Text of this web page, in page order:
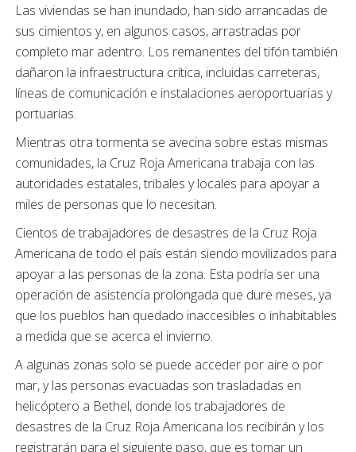
Las viviendas se han inundado, han sido arrancadas de
sus cimientos y, en algunos casos, arrastradas por
completo mar adentro. Los remanentes del tifón también
dañaron la infraestructura crítica, incluidas carreteras,
líneas de comunicación e instalaciones aeroportuarias y
portuarias.
Mientras otra tormenta se avecina sobre estas mismas
comunidades, la Cruz Roja Americana trabaja con las
autoridades estatales, tribales y locales para apoyar a
miles de personas que lo necesitan.
Cientos de trabajadores de desastres de la Cruz Roja
Americana de todo el país están siendo movilizados para
apoyar a las personas de la zona. Esta podría ser una
operación de asistencia prolongada que dure meses, ya
que los pueblos han quedado inaccesibles o inhabitables
a medida que se acerca el invierno.
A algunas zonas solo se puede acceder por aire o por
mar, y las personas evacuadas son trasladadas en
helicóptero a Bethel, donde los trabajadores de
desastres de la Cruz Roja Americana los recibirán y los
registrarán para el siguiente paso, que es tomar un